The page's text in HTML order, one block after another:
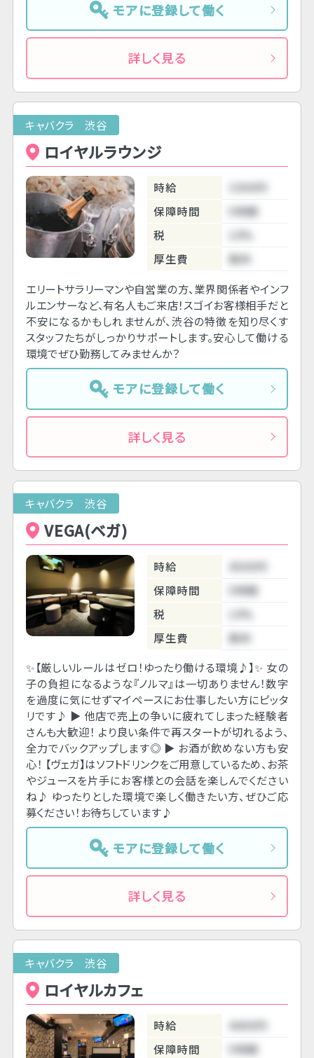
モアに登録して働く
詳しく見る
キャバクラ 渋谷
ロイヤルラウンジ
時給
3300円
保障時間
5時間
税
10%
厚生費
無料
エリートサラリーマンや自営業の方、業界関係者やインフ
ルエンサーなど、有名人もご来店！スゴイお客様相手だと
不安になるかもしれませんが、渋谷の特徴を知り尽くす
スタッフたちがしっかりサポートします。安心して働ける
環境でぜひ勤務してみませんか？
モアに登録して働く
詳しく見る
キャバクラ 渋谷
VEGA(ベガ)
時給
4500円
保障時間
5時間
税
10%
厚生費
無料
✨【厳しいルールはゼロ！ゆったり働ける環境♪】✨ 女の
子の負担になるような『ノルマ』は一切ありません！数字
を過度に気にせずマイペースにお仕事したい方にピッタ
リです♪ ▶ 他店で売上の争いに疲れてしまった経験者
さんも大歓迎！ より良い条件で再スタートが切れるよう、
全力でバックアップします◎ ▶ お酒が飲めない方も安
心！ 【ヴェガ】はソフトドリンクをご用意しているため、お茶
やジュースを片手にお客様との会話を楽しんでください
ね♪ ゆったりとした環境で楽しく働きたい方、ぜひご応
募ください！お待ちしています♪
モアに登録して働く
詳しく見る
キャバクラ 渋谷
ロイヤルカフェ
時給
4000円
保障時間
5時間